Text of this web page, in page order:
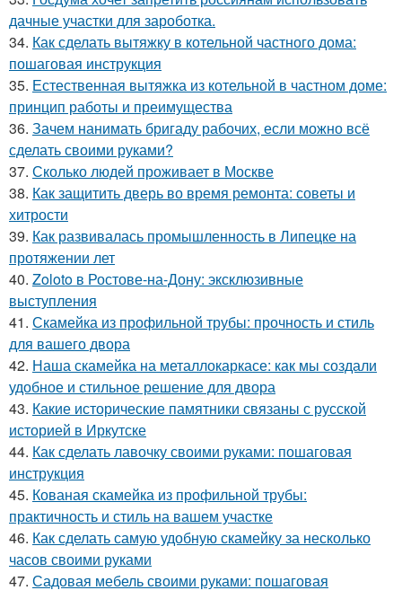
дачные участки для зароботка.
34. Как сделать вытяжку в котельной частного дома:
пошаговая инструкция
35. Естественная вытяжка из котельной в частном доме:
принцип работы и преимущества
36. Зачем нанимать бригаду рабочих, если можно всё
сделать своими руками?
37. Сколько людей проживает в Москве
38. Как защитить дверь во время ремонта: советы и
хитрости
39. Как развивалась промышленность в Липецке на
протяжении лет
40. Zoloto в Ростове-на-Дону: эксклюзивные
выступления
41. Скамейка из профильной трубы: прочность и стиль
для вашего двора
42. Наша скамейка на металлокаркасе: как мы создали
удобное и стильное решение для двора
43. Какие исторические памятники связаны с русской
историей в Иркутске
44. Как сделать лавочку своими руками: пошаговая
инструкция
45. Кованая скамейка из профильной трубы:
практичность и стиль на вашем участке
46. Как сделать самую удобную скамейку за несколько
часов своими руками
47. Садовая мебель своими руками: пошаговая